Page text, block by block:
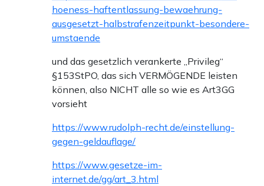
hoeness-haftentlassung-bewaehrung-
ausgesetzt-halbstrafenzeitpunkt-besondere-
umstaende
und das gesetzlich verankerte „Privileg“
§153StPO, das sich VERMÖGENDE leisten
können, also NICHT alle so wie es Art3GG
vorsieht
https://www.rudolph-recht.de/einstellung-
gegen-geldauflage/
https://www.gesetze-im-
internet.de/gg/art_3.html